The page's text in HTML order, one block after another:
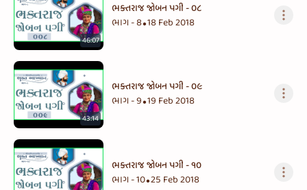
46:07
ભક્તરાજ જોબન પગી - ૦૮
ભાગ - 8•18 Feb 2018
43:14
ભક્તરાજ જોબન પગી - ૦૯
ભાગ - 9•19 Feb 2018
ભક્તરાજ જોબન પગી - ૧૦
ભાગ - 10•25 Feb 2018